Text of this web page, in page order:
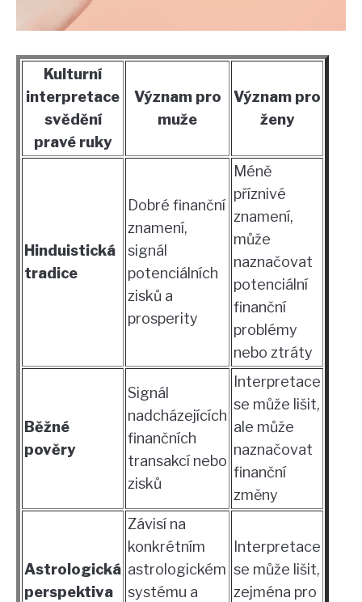
Kulturní
interpretace
svědění
pravé ruky
Význam pro
muže
Význam pro
ženy
Hinduistická
tradice
Dobré finanční
znamení,
signál
potenciálních
zisků a
prosperity
Méně
příznivé
znamení,
může
naznačovat
potenciální
finanční
problémy
nebo ztráty
Běžné
pověry
Signál
nadcházejících
finančních
transakcí nebo
zisků
Interpretace
se může lišit,
ale může
naznačovat
finanční
změny
Astrologická
perspektiva
Závisí na
konkrétním
astrologickém
systému a
Interpretace
se může lišit,
zejména pro